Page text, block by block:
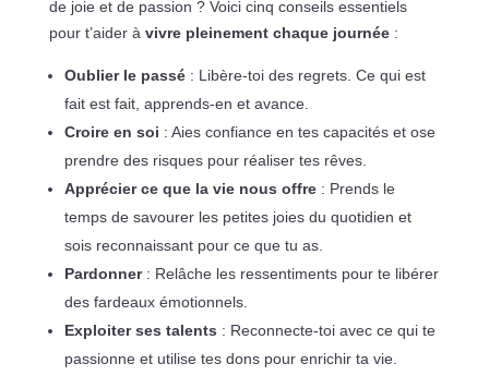
de joie et de passion ? Voici cinq conseils essentiels
pour t’aider à vivre pleinement chaque journée:
Oublier le passé: Libère-toi des regrets. Ce qui est
fait est fait, apprends-en et avance.
Croire en soi : Aies confiance en tes capacités et ose
prendre des risques pour réaliser tes rêves.
Apprécier ce que la vie nous offre: Prends le
temps de savourer les petites joies du quotidien et
sois reconnaissant pour ce que tu as.
Pardonner: Relâche les ressentiments pour te libérer
des fardeaux émotionnels.
Exploiter ses talents : Reconnecte-toi avec ce qui te
passionne et utilise tes dons pour enrichir ta vie.